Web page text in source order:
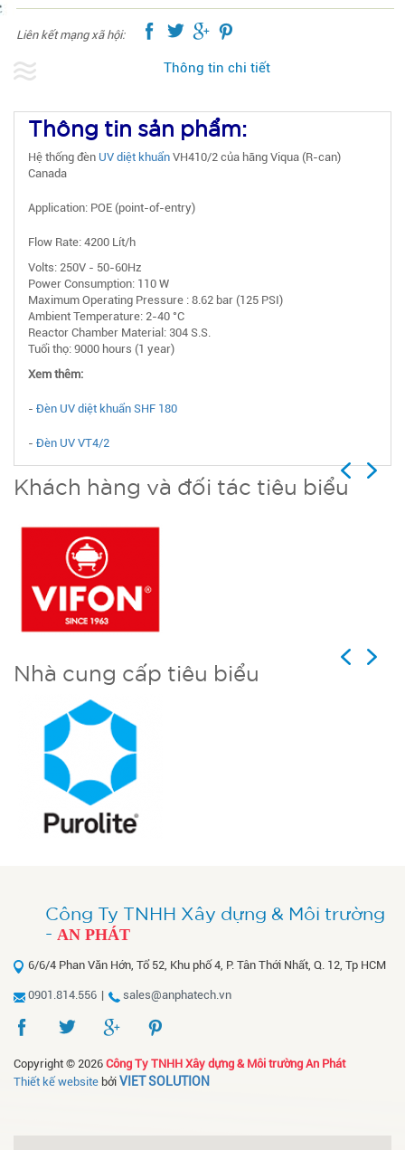
Liên kết mạng xã hội:
Thông tin chi tiết
Thông tin sản phẩm:
Hệ thống đèn UV diệt khuẩn VH410/2 của hãng Viqua (R-can)
Canada
Application: POE (point-of-entry)
Flow Rate: 4200 Lít/h
Volts: 250V - 50-60Hz
Power Consumption: 110 W
Maximum Operating Pressure : 8.62 bar (125 PSI)
Ambient Temperature: 2-40 °C
Reactor Chamber Material: 304 S.S.
Tuổi thọ: 9000 hours (1 year)
Xem thêm:
- Đèn UV diệt khuẩn SHF 180
- Đèn UV VT4/2
Khách hàng và đối tác tiêu biểu
Previous
Next
Nhà cung cấp tiêu biểu
Previous
Next
Công Ty TNHH Xây dựng & Môi trường
- AN PHÁT
6/6/4 Phan Văn Hớn, Tổ 52, Khu phố 4, P. Tân Thới Nhất, Q. 12, Tp HCM
0901.814.556 | sales@anphatech.vn
Copyright © 2026 Công Ty TNHH Xây dựng & Môi trường An Phát
Thiết kế website bởi VIET SOLUTION